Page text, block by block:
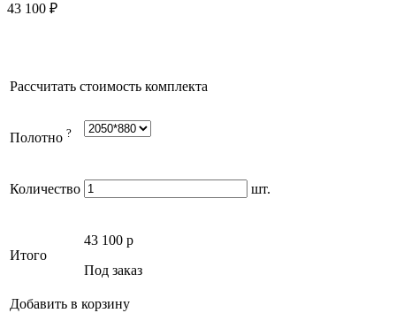
43 100 ₽
Рассчитать стоимость комплекта
Полотно ?
Количество шт.
Итого
43 100 p
Под заказ
Добавить в корзину